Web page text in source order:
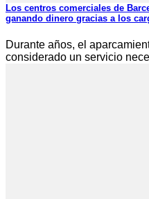
Los centros comerciales de
ganando dinero gracias a los
Durante años, el
considerado un servicio